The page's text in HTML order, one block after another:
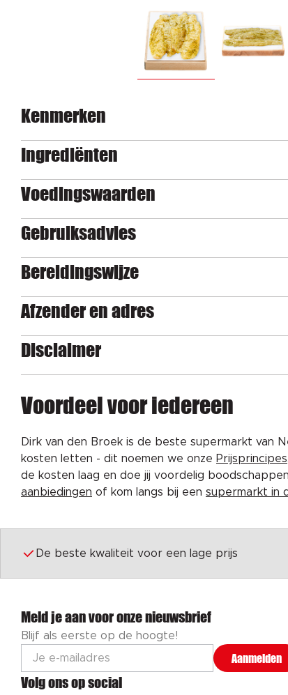
Kenmerken
Ingrediënten
Voedingswaarden
Gebruiksadvies
Bereidingswijze
Afzender en adres
Disclaimer
Voordeel voor iedereen
Dirk van den Broek is de beste supermarkt van
kosten letten - dit noemen we onze Prijsprincipes
de kosten laag en doe jij voordelig
aanbiedingen of kom langs bij een supermarkt in
De beste kwaliteit voor een lage prijs
Meld je aan voor onze nieuwsbrief
Blijf als eerste op de hoogte!
Aanmelden
Volg ons op social